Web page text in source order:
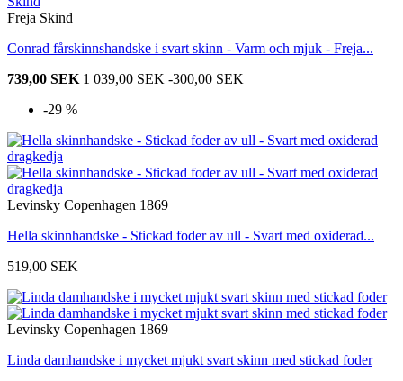
Freja Skind
Conrad fårskinnshandske i svart skinn - Varm och mjuk - Freja...
739,00 SEK 1 039,00 SEK -300,00 SEK
-29 %
Levinsky Copenhagen 1869
Hella skinnhandske - Stickad foder av ull - Svart med oxiderad...
519,00 SEK
Levinsky Copenhagen 1869
Linda damhandske i mycket mjukt svart skinn med stickad foder